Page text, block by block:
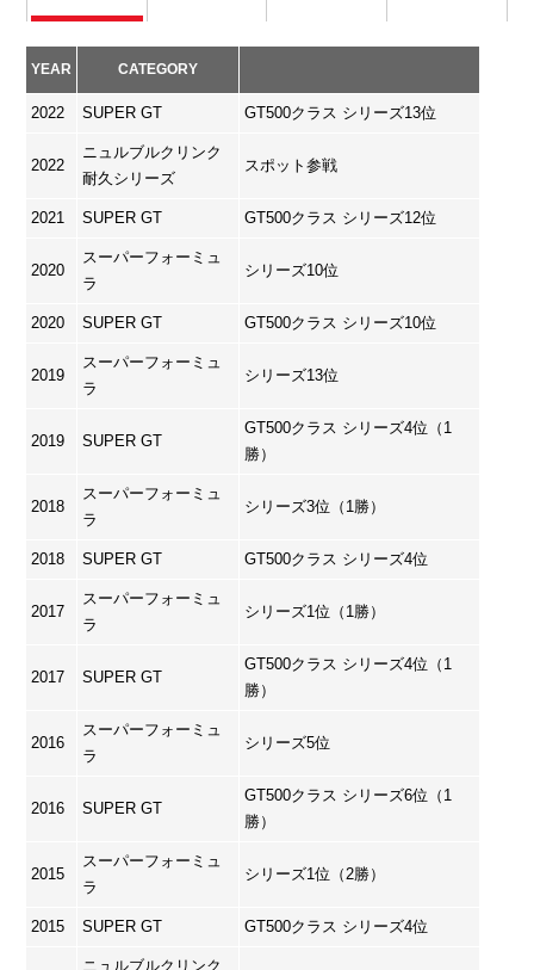
YEAR CATEGORY
2022 SUPER GT GT500クラス シリーズ13位
2022
ニュルブルクリンク
耐久シリーズ
スポット参戦
2021 SUPER GT GT500クラス シリーズ12位
2020
スーパーフォーミュ
ラ
シリーズ10位
2020 SUPER GT GT500クラス シリーズ10位
2019
スーパーフォーミュ
ラ
シリーズ13位
2019 SUPER GT
GT500クラス シリーズ4位（1
勝）
2018
スーパーフォーミュ
ラ
シリーズ3位（1勝）
2018 SUPER GT GT500クラス シリーズ4位
2017
スーパーフォーミュ
ラ
シリーズ1位（1勝）
2017 SUPER GT
GT500クラス シリーズ4位（1
勝）
2016
スーパーフォーミュ
ラ
シリーズ5位
2016 SUPER GT
GT500クラス シリーズ6位（1
勝）
2015
スーパーフォーミュ
ラ
シリーズ1位（2勝）
2015 SUPER GT GT500クラス シリーズ4位
ニュルブルクリンク